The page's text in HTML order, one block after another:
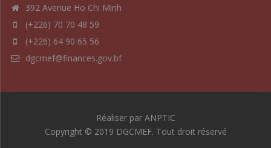
392 Avenue Ho Chi Minh
(+226) 70 70 48 59
(+226) 64 90 65 56
dgcmef@finances.gov.bf
Réaliser par ANPTIC
Copyright © 2019 DGCMEF. Tout droit réservé